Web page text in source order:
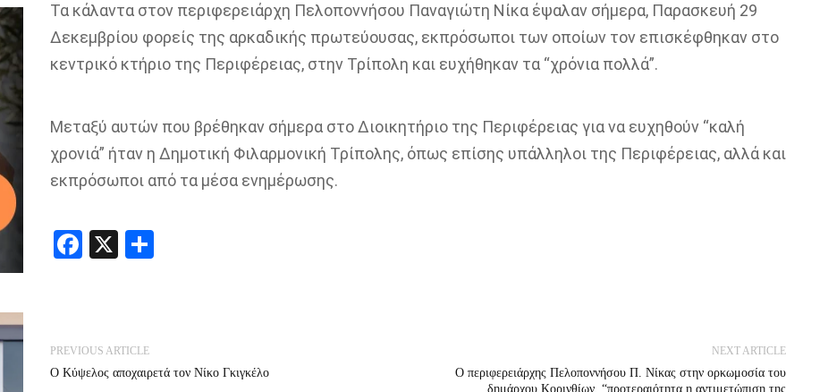
Τα κάλαντα στον περιφερειάρχη Πελοποννήσου Παναγιώτη Νίκα έψαλαν σήμερα, Παρασκευή 29
Δεκεμβρίου φορείς της αρκαδικής πρωτεύουσας, εκπρόσωποι των οποίων τον επισκέφθηκαν στο
κεντρικό κτήριο της Περιφέρειας, στην Τρίπολη και ευχήθηκαν τα “χρόνια πολλά”.
Μεταξύ αυτών που βρέθηκαν σήμερα στο Διοικητήριο της Περιφέρειας για να ευχηθούν “καλή
χρονιά” ήταν η Δημοτική Φιλαρμονική Τρίπολης, όπως επίσης υπάλληλοι της Περιφέρειας, αλλά και
εκπρόσωποι από τα μέσα ενημέρωσης.
Facebook
X Share
PREVIOUS ARTICLE
Ο Κύψελος αποχαιρετά τον Νίκο Γκιγκέλο
NEXT ARTICLE
Ο περιφερειάρχης Πελοποννήσου Π. Νίκας στην ορκωμοσία του
δημάρχου Κορινθίων, “προτεραιότητα η αντιμετώπιση της